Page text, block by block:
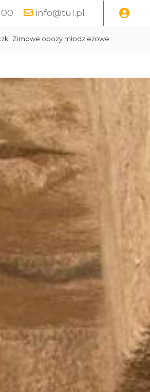
00 info@tu1.pl
Zimowe obozy młodzieżowe